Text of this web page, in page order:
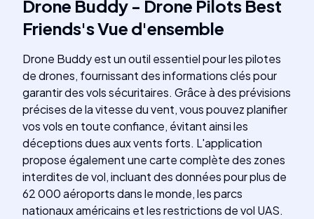
Drone Buddy - Drone Pilots Best
Friends'sVue d'ensemble
Drone Buddy est un outil essentiel pour les pilotes
de drones, fournissant des informations clés pour
garantir des vols sécuritaires. Grâce à des prévisions
précises de la vitesse du vent, vous pouvez planifier
vos vols en toute confiance, évitant ainsi les
déceptions dues aux vents forts. L'application
propose également une carte complète des zones
interdites de vol, incluant des données pour plus de
62 000 aéroports dans le monde, les parcs
nationaux américains et les restrictions de vol UAS.